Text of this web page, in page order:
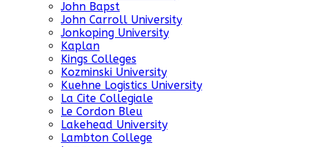
John Bapst
John Carroll University
Jonkoping University
Kaplan
Kings Colleges
Kozminski University
Kuehne Logistics University
La Cite Collegiale
Le Cordon Bleu
Lakehead University
Lambton College